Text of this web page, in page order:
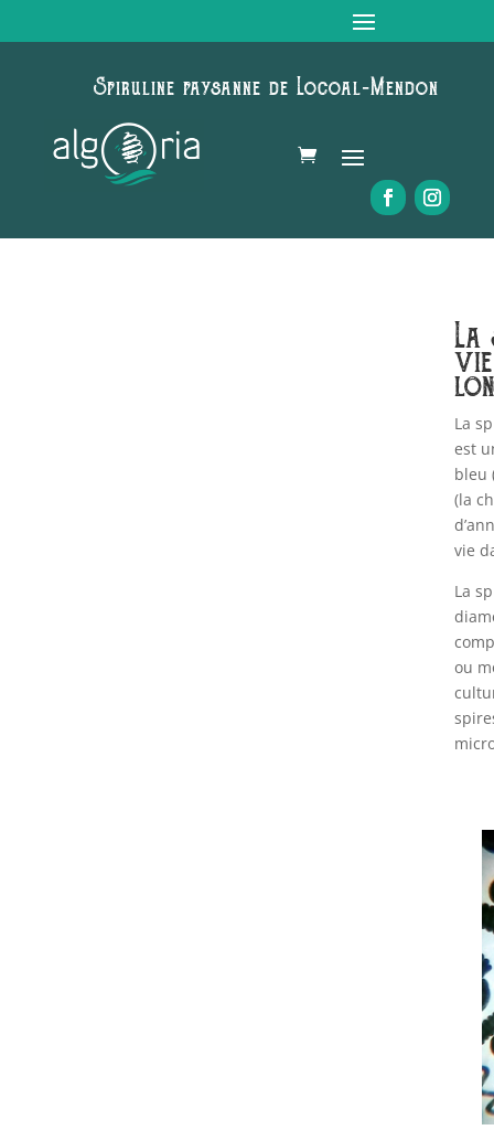
Spiruline paysanne de Locoal-Mendon
La
La
est
bleu
(la
vie
La
ou